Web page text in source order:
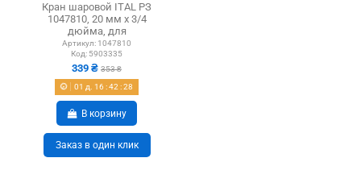
Кран шаровой ITAL РЗ
1047810, 20 мм х 3/4
дюйма, для
металлопластиковых труб
Артикул: 1047810
Код: 5903335
339 ₴ 353 ₴
01 д. 16 :42 :27
В корзину
Заказ в один клик